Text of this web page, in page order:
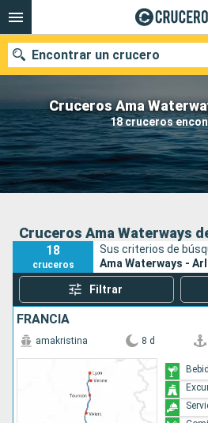
Cruceros Ama
18 cruceros
Encontrar un crucero
Nuestros destinos
Fecha de salida
Cruceros Ama Waterways
18
cruceros
Sus criterios de
Ama Waterways -
Filtrar
FRANCIA
amakristina 8 d